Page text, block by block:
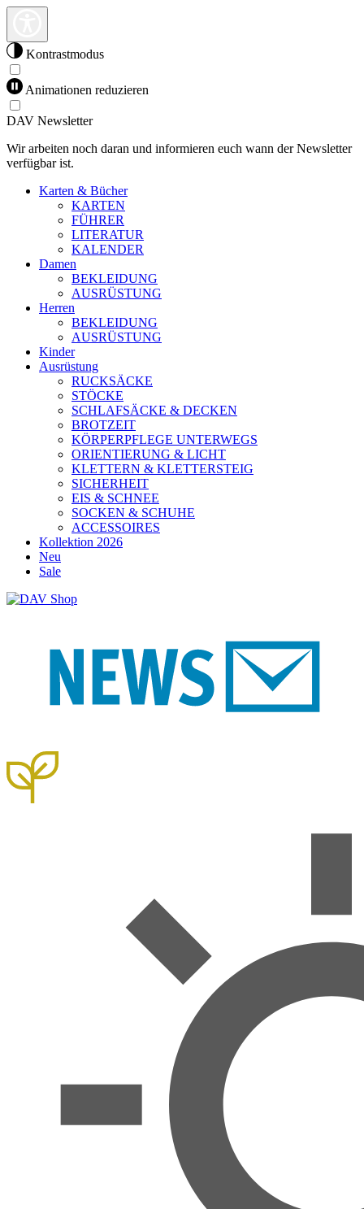
Kontrastmodus
Animationen reduzieren
DAV Newsletter
Wir arbeiten noch daran und informieren euch wann der Newsletter
verfügbar ist.
Karten & Bücher
KARTEN
FÜHRER
LITERATUR
KALENDER
Damen
BEKLEIDUNG
AUSRÜSTUNG
Herren
BEKLEIDUNG
AUSRÜSTUNG
Kinder
Ausrüstung
RUCKSÄCKE
STÖCKE
SCHLAFSÄCKE & DECKEN
BROTZEIT
KÖRPERPFLEGE UNTERWEGS
ORIENTIERUNG & LICHT
KLETTERN & KLETTERSTEIG
SICHERHEIT
EIS & SCHNEE
SOCKEN & SCHUHE
ACCESSOIRES
Kollektion 2026
Neu
Sale